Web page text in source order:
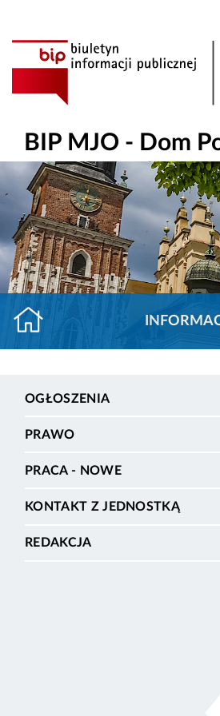
BIP MJO - Dom
OGŁOSZENIA
PRAWO
PRACA - NOWE
KONTAKT Z JEDNOSTKĄ
REDAKCJA